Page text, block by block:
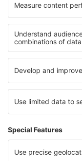
Cele mai bune
Hoteluri in Rodos
Hoteluri in Creta
Hoteluri in Chios
Hoteluri în Andorra